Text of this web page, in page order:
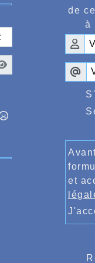
1ère
scratch
saison
un
Encore
By
de
à
et